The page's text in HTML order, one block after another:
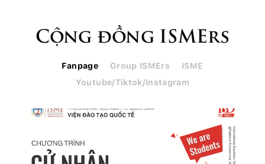
Cộng đồng ISMErs
Fanpage Group ISMErs
ISME
Youtube/Tiktok/Instagram